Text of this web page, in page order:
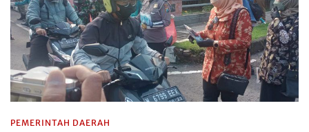
PEMERINTAH DAERAH